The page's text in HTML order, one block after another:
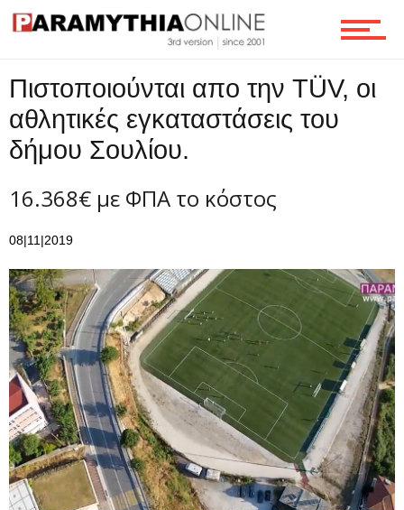
Επικοινωνία
Πιστοποιούνται απο την TÜV, οι
αθλητικές εγκαταστάσεις του
δήμου Σουλίου.
16.368€ με ΦΠΑ το κόστος
08|11|2019